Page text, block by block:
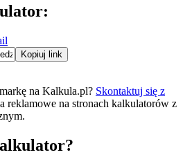
Kopiuj link
na Kalkula.pl? Skontaktuj się z
reklamowe na stronach kalkulatorów z